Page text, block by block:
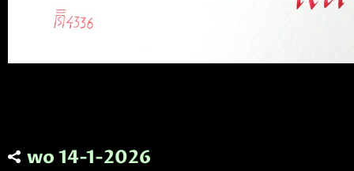
wo 14-1-2026